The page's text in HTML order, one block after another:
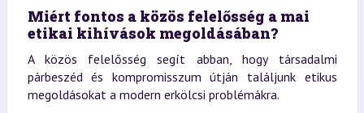
Miért fontos a közös felelősség a mai
etikai kihívások megoldásában?
A közös felelősség segít abban, hogy társadalmi
párbeszéd és kompromisszum útján találjunk etikus
megoldásokat a modern erkölcsi problémákra.